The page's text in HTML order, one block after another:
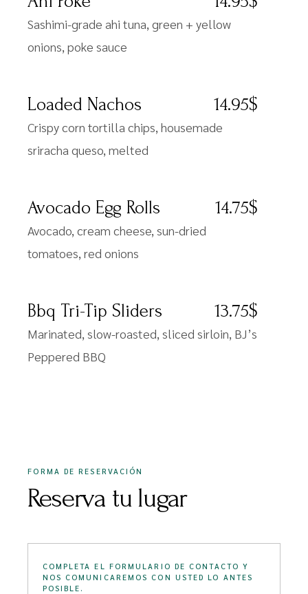
Sashimi-grade ahi tuna, green + yellow
onions, poke sauce
Loaded Nachos 14.95$
Crispy corn tortilla chips, housemade
sriracha queso, melted
Avocado Egg Rolls 14.75$
Avocado, cream cheese, sun-dried
tomatoes, red onions
Bbq Tri-Tip Sliders 13.75$
Marinated, slow-roasted, sliced sirloin, BJ’s
Peppered BBQ
FORMA DE RESERVACIÓN
Reserva tu lugar
COMPLETA EL FORMULARIO DE CONTACTO Y
NOS COMUNICAREMOS CON USTED LO ANTES
POSIBLE.